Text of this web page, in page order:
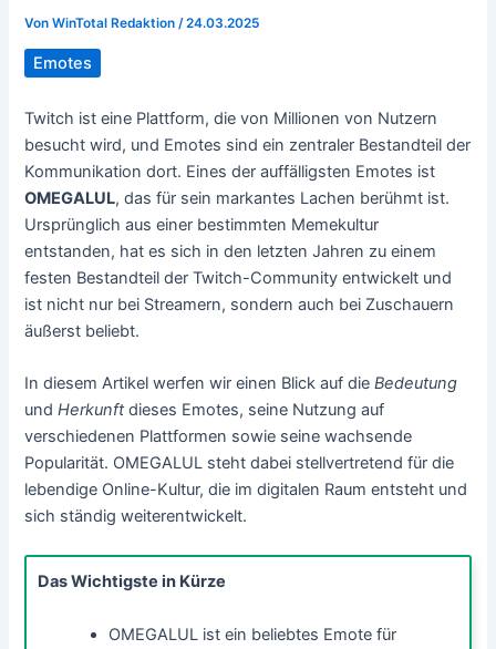
VonWinTotal Redaktion/24.03.2025
Emotes
Twitch ist eine Plattform, die von Millionen von Nutzern
besucht wird, und Emotes sind ein zentraler Bestandteil der
Kommunikation dort. Eines der auffälligsten Emotes ist
OMEGALUL, das für sein markantes Lachen berühmt ist.
Ursprünglich aus einer bestimmten Memekultur
entstanden, hat es sich in den letzten Jahren zu einem
festen Bestandteil der Twitch-Community entwickelt und
ist nicht nur bei Streamern, sondern auch bei Zuschauern
äußerst beliebt.
In diesem Artikel werfen wir einen Blick auf dieBedeutung
undHerkunftdieses Emotes, seine Nutzung auf
verschiedenen Plattformen sowie seine wachsende
Popularität. OMEGALUL steht dabei stellvertretend für die
lebendige Online-Kultur, die im digitalen Raum entsteht und
sich ständig weiterentwickelt.
Das Wichtigste in Kürze
OMEGALUL ist ein beliebtes Emote für